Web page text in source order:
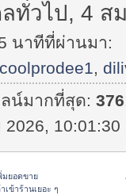
ทั่วไป, 4 ส
นาทีที่ผ่านมา:
coolprodee1,
น์มากที่สุด:376
10:01:30
มยอดขาย
เข้าร้านเยอะ ๆ